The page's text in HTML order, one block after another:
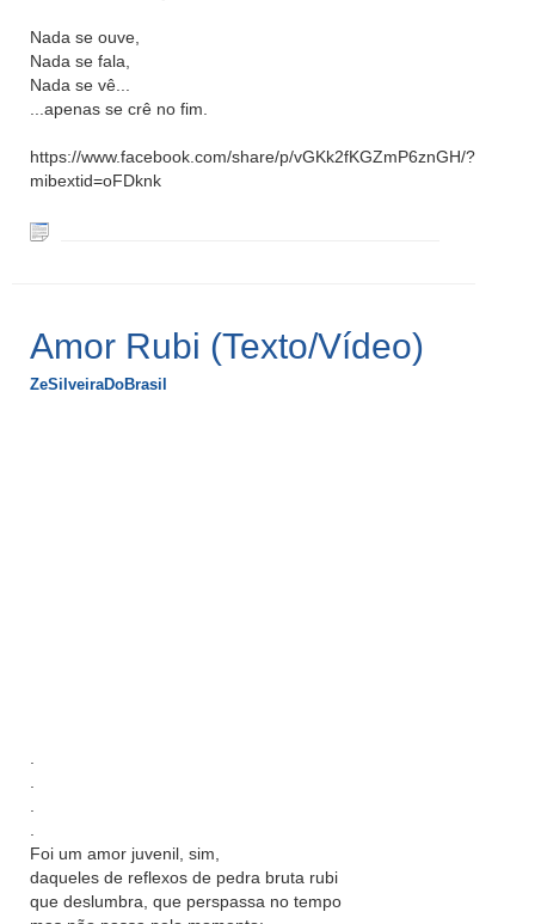
Nada se ouve,
Nada se fala,
Nada se vê...
...apenas se crê no fim.
https://www.facebook.com/share/p/vGKk2fKGZmP6znGH/?
mibextid=oFDknk
Amor Rubi (Texto/Vídeo)
ZeSilveiraDoBrasil
Foi um amor juvenil, sim,
daqueles de reflexos de pedra bruta rubi
que deslumbra, que perspassa no tempo